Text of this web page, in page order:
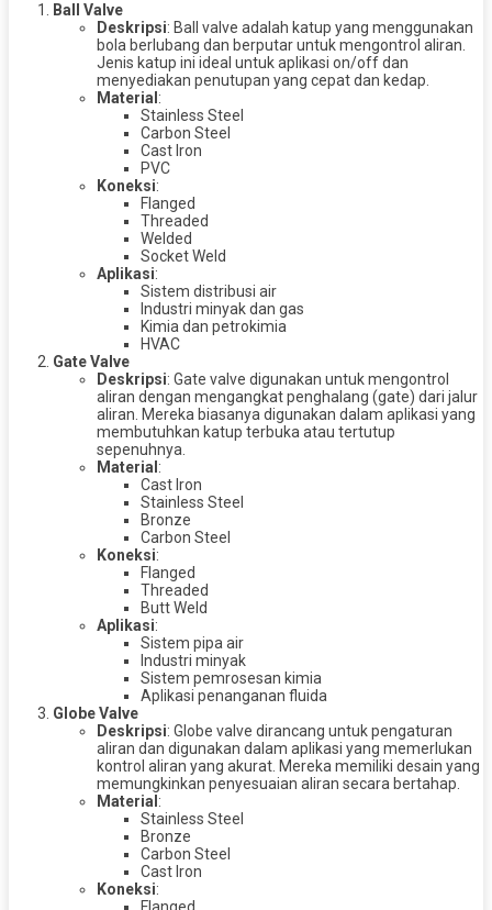
Ball Valve
Deskripsi: Ball valve adalah katup yang menggunakan
bola berlubang dan berputar untuk mengontrol aliran.
Jenis katup ini ideal untuk aplikasi on/off dan
menyediakan penutupan yang cepat dan kedap.
Material :
Stainless Steel
Carbon Steel
Cast Iron
PVC
Koneksi:
Flanged
Threaded
Welded
Socket Weld
Aplikasi:
Sistem distribusi air
Industri minyak dan gas
Kimia dan petrokimia
HVAC
Gate Valve
Deskripsi: Gate valve digunakan untuk mengontrol
aliran dengan mengangkat penghalang (gate) dari jalur
aliran. Mereka biasanya digunakan dalam aplikasi yang
membutuhkan katup terbuka atau tertutup
sepenuhnya.
Material :
Cast Iron
Stainless Steel
Bronze
Carbon Steel
Koneksi:
Flanged
Threaded
Butt Weld
Aplikasi:
Sistem pipa air
Industri minyak
Sistem pemrosesan kimia
Aplikasi penanganan fluida
Globe Valve
Deskripsi: Globe valve dirancang untuk pengaturan
aliran dan digunakan dalam aplikasi yang memerlukan
kontrol aliran yang akurat. Mereka memiliki desain yang
memungkinkan penyesuaian aliran secara bertahap.
Material :
Stainless Steel
Bronze
Carbon Steel
Cast Iron
Koneksi: